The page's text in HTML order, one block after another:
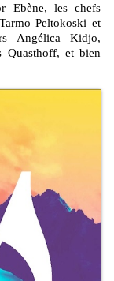
Ebène, les chefs
Peltokoski et
Angélica Kidjo,
Quasthoff, et bien